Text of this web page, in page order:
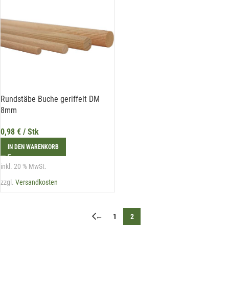
Rundstäbe Buche geriffelt DM
8mm
0,98 € / Stk
IN DEN WARENKORB
inkl. 20 % MwSt.
zzgl. Versandkosten
← 1 2
Mit unserem Newsletter sind Sie
unseres Unternehmens.
Hiermit erkläre ich mich damit einverstanden, dass die Daten
meiner E-Mail-Adresse von der Liechtenstein Holztreff GmbH zum
Zwecke der Zusendung von Newslettern über Neuigkeiten in der